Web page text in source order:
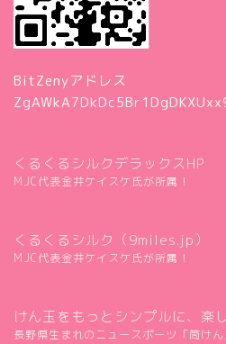
BitZenyアドレス
くるくるシルクデラックスHP
MJC代表金井ケイスケ氏が所属！
くるくるシルク（9miles.jp）
MJC代表金井ケイスケ氏が所属！
けん玉をもっとシンプルに、
長野県生まれのニュースポーツ「筒けん